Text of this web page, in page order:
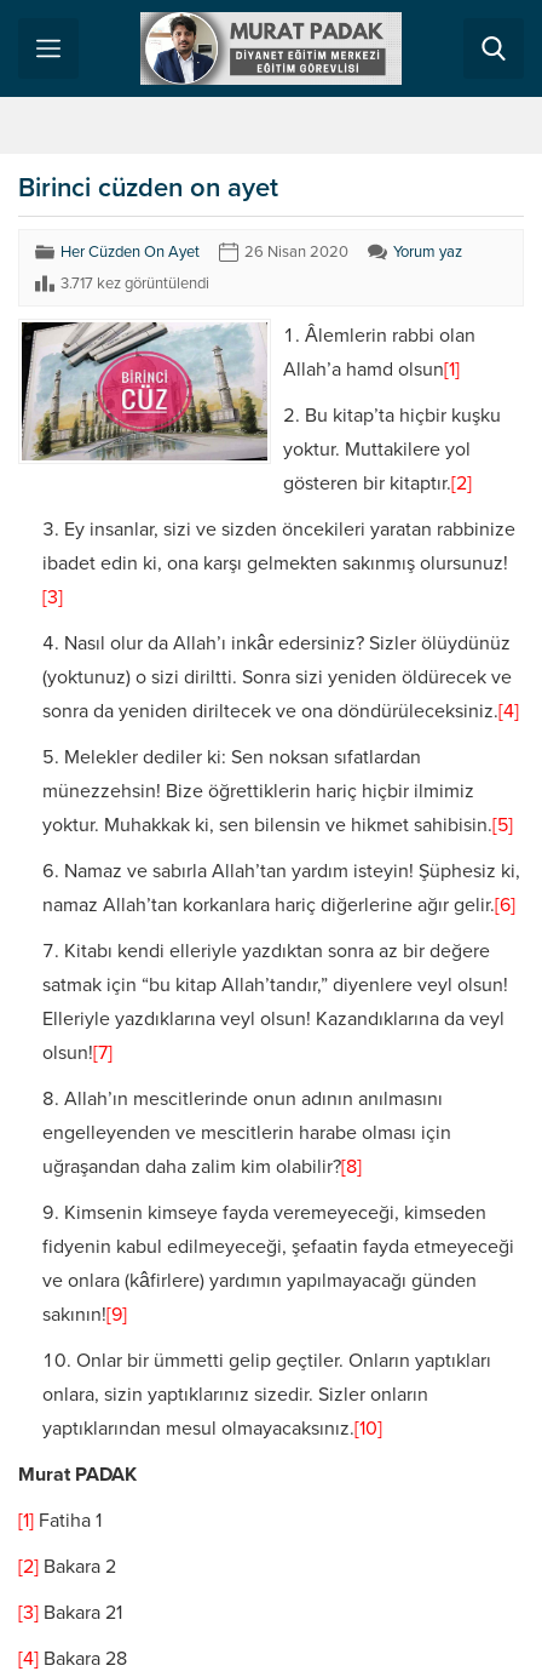
Birinci cüzden on ayet
Her Cüzden On Ayet 26 Nisan 2020
Yorum yaz
3.717 kez görüntülendi
Âlemlerin rabbi olan
Allah’a hamd olsun[1]
Bu kitap’ta hiçbir kuşku
yoktur. Muttakilere yol
gösteren bir kitaptır.[2]
Ey insanlar, sizi ve sizden öncekileri yaratan rabbinize
ibadet edin ki, ona karşı gelmekten sakınmış olursunuz!
[3]
Nasıl olur da Allah’ı inkâr edersiniz? Sizler ölüydünüz
(yoktunuz) o sizi diriltti. Sonra sizi yeniden öldürecek ve
sonra da yeniden diriltecek ve ona döndürüleceksiniz.[4]
Melekler dediler ki: Sen noksan sıfatlardan
münezzehsin! Bize öğrettiklerin hariç hiçbir ilmimiz
yoktur. Muhakkak ki, sen bilensin ve hikmet sahibisin.[5]
Namaz ve sabırla Allah’tan yardım isteyin! Şüphesiz ki,
namaz Allah’tan korkanlara hariç diğerlerine ağır gelir.[6]
Kitabı kendi elleriyle yazdıktan sonra az bir değere
satmak için “bu kitap Allah’tandır,” diyenlere veyl olsun!
Elleriyle yazdıklarına veyl olsun! Kazandıklarına da veyl
olsun![7]
Allah’ın mescitlerinde onun adının anılmasını
engelleyenden ve mescitlerin harabe olması için
uğraşandan daha zalim kim olabilir?[8]
Kimsenin kimseye fayda veremeyeceği, kimseden
fidyenin kabul edilmeyeceği, şefaatin fayda etmeyeceği
ve onlara (kâfirlere) yardımın yapılmayacağı günden
sakının![9]
Onlar bir ümmetti gelip geçtiler. Onların yaptıkları
onlara, sizin yaptıklarınız sizedir. Sizler onların
yaptıklarından mesul olmayacaksınız.[10]
Murat PADAK
[1] Fatiha 1
[2] Bakara 2
[3] Bakara 21
[4] Bakara 28